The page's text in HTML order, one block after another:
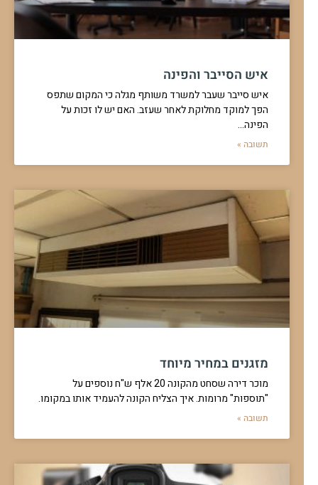
איש הסייבר והפינה
איש סייבר שעבר למשרד משותף מגלה כי המקום שתפס
הפך למוקד מחלוקת לאחר שעזב. האם יש לו זכות על
הפינה…
תשובה »
מזגנים במחיר מיוחד
מוכר דירה שסחט מהקונה 20 אלף ש"ח נוספים על
"תוספות" מרומות. איך הצליח הקונה להעמיד אותו במקומו.
תשובה »